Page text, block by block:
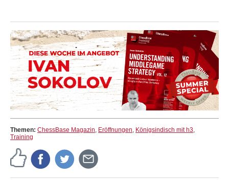
Themen: ChessBase Magazin, Eröffnungen, Königsindisch mit h3,
Training